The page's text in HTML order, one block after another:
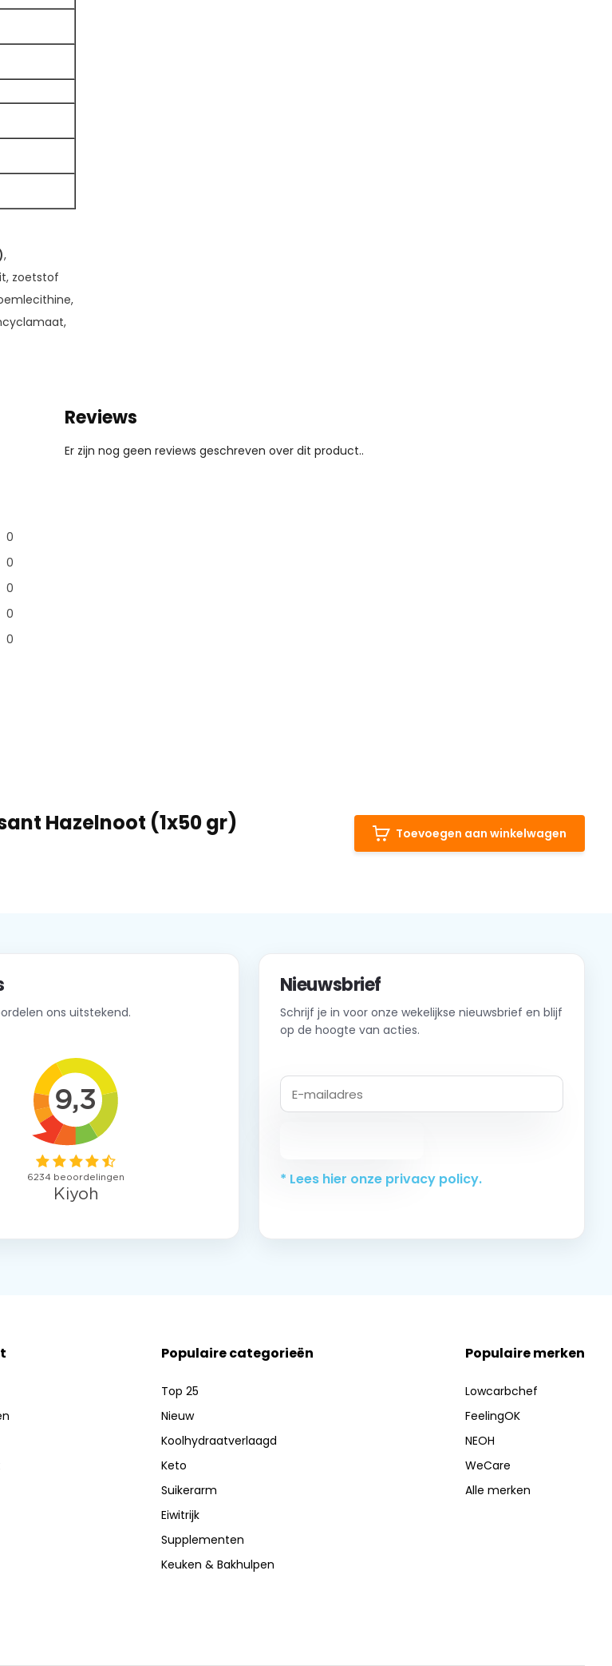
,
zoetstof
0
0
0
0
0
Reviews
Er zijn nog geen reviews geschreven over dit product..
Hazelnoot (1x50 gr) Toevoegen aan winkelwagen
ons uitstekend.
Nieuwsbrief
Schrijf je in voor onze wekelijkse nieuwsbrief en blijf
op de hoogte van acties.
* Lees hier onze privacy policy.
Populaire categorieën
Top 25
Nieuw
Koolhydraatverlaagd
Keto
Suikerarm
Eiwitrijk
Supplementen
Keuken & Bakhulpen
Populaire merken
Lowcarbchef
FeelingOK
NEOH
WeCare
Alle merken